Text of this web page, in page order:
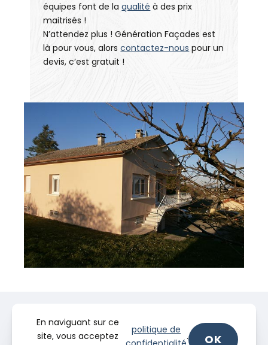
En naviguant sur ce
site, vous acceptez
politique de
. OK
équipes font de laqualité à des prix
maitrisés !
N’attendez plus ! Génération Façades est
là pour vous, alorscontactez-nous pour un
devis, c’est gratuit !